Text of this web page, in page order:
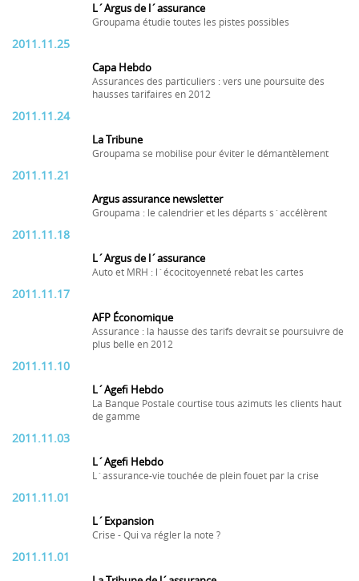
L´Argus de l´assurance
Groupama étudie toutes les pistes possibles
2011.11.25
Capa Hebdo
Assurances des particuliers : vers une poursuite des
hausses tarifaires en 2012
2011.11.24
La Tribune
Groupama se mobilise pour éviter le démantèlement
2011.11.21
Argus assurance newsletter
Groupama : le calendrier et les départs s´accélèrent
2011.11.18
L´Argus de l´assurance
Auto et MRH : l´écocitoyenneté rebat les cartes
2011.11.17
AFP Économique
Assurance : la hausse des tarifs devrait se poursuivre de
plus belle en 2012
2011.11.10
L´Agefi Hebdo
La Banque Postale courtise tous azimuts les clients haut
de gamme
2011.11.03
L´Agefi Hebdo
L´assurance-vie touchée de plein fouet par la crise
2011.11.01
L´Expansion
Crise - Qui va régler la note ?
2011.11.01